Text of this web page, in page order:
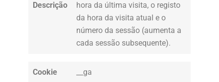
Descrição
hora da última visita, o registo
da hora da visita atual e o
número da sessão (aumenta a
cada sessão subsequente).
Cookie __ga